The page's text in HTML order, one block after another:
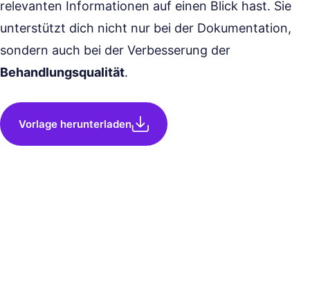
relevanten Informationen auf einen Blick hast. Sie
unterstützt dich nicht nur bei der Dokumentation,
sondern auch bei der Verbesserung der
Behandlungsqualität.
Vorlage herunterladen